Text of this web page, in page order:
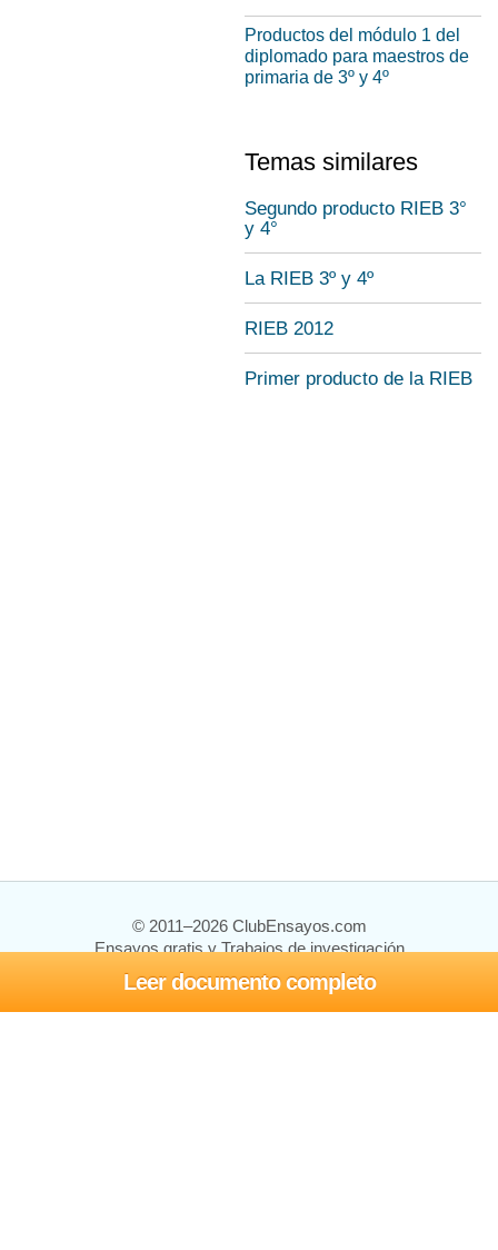
Leer documento completo
Productos del módulo 1 del
diplomado para maestros de
primaria de 3º y 4º
Temas similares
Segundo producto RIEB 3°
y 4°
La RIEB 3º y 4º
RIEB 2012
Primer producto de la RIEB
© 2011–2026 ClubEnsayos.com
Ensayos gratis y Trabajos de investigación